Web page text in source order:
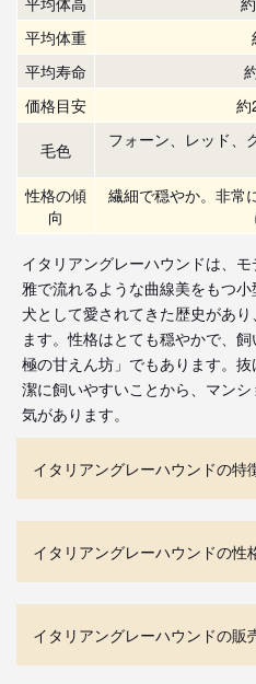
平均体重
平均寿命
価格目安
約
毛色
フォーン、レッド、
性格の傾
向
繊細で穏やか。非常
イタリアングレーハウンドは、
雅で流れるような曲線美をもつ
犬として愛されてきた歴史があ
ます。性格はとても穏やかで、
極の甘えん坊」でもあります。
潔に飼いやすいことから、マン
気があります。
イタリアングレーハウンドの特
イタリアングレーハウンドの性
イタリアングレーハウンドの販